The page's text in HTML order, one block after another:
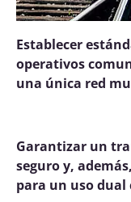
Establecer
operativos
una única red
Garantizar un
seguro y,
para un uso